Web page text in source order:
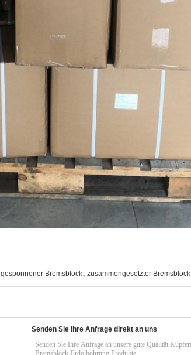
gesponnener Bremsblock, zusammengesetzter Bremsblock
Senden Sie Ihre Anfrage direkt an uns